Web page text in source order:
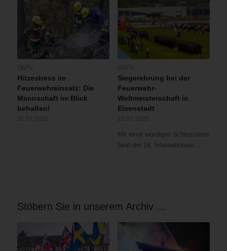
Hitzestress im
Feuerwehreinsatz: Die
Mannschaft im Blick
behalten!
Siegerehrung bei der
Feuerwehr-
Weltmeisterschaft in
Eisenstadt
Mit einer würdigen Schlussfeier
fand der 18. Internationale…
Stöbern Sie in unserem Archiv …